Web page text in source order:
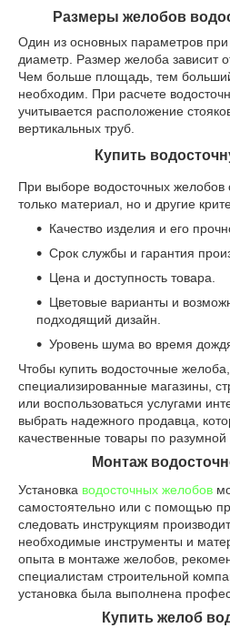
Размеры желобов
Один из основных параметров
диаметр. Размер желоба зависит
Чем больше площадь, тем
необходим. При расчете
учитывается расположение
вертикальных труб.
Купить
При выборе водосточных желобов
только материал, но и другие
Качество изделия и его
Срок службы и гарантия
Цена и доступность товара.
Цветовые варианты и
подходящий дизайн.
Уровень шума во время
Чтобы купить водосточные
специализированные магазины,
или воспользоваться услугами
выбрать надежного продавца,
качественные товары по разумной
Монтаж
Установка водосточных желобов
самостоятельно или с помощью
следовать инструкциям
необходимые инструменты и
опыта в монтаже желобов,
специалистам строительной
установка была выполнена
Купить желоб